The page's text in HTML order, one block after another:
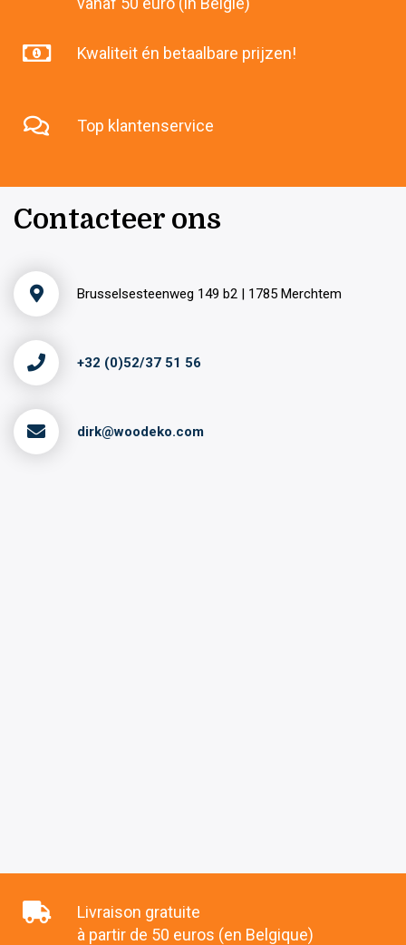
Kwaliteit én betaalbare prijzen!
Top klantenservice
Contacteer ons
Brusselsesteenweg 149 b2 | 1785 Merchtem
+32 (0)52/37 51 56
dirk@woodeko.com
Livraison gratuite
à partir de 50 euros (en Belgique)